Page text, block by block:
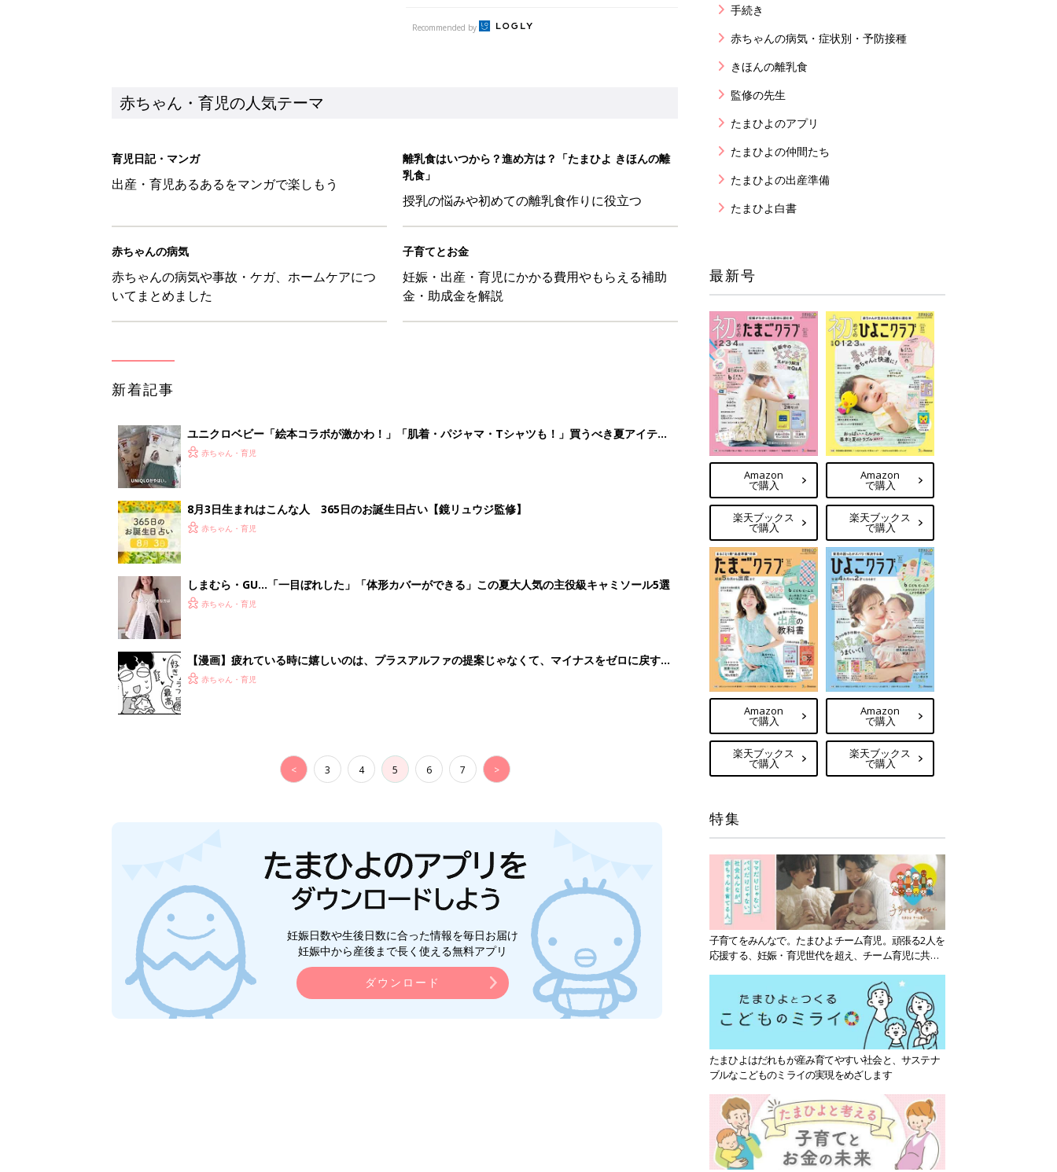
妊娠・出産・育児にかかる費用やもらえる補助
金・助成金を解説
ユニクロベビー「絵本コラボが激かわ！」「肌着・パジャマ・Tシャツも！」買うべき夏アイテム
5選赤ちゃん・育児
8月3日生まれはこんな人 365日のお誕生日占い【鏡リュウジ監修】
赤ちゃん・育児
しまむら・GU…「一目ぼれした」「体形カバーができる」この夏大人気の主役級キャミソール5選
< 3 4 5 6 7 >
手続き
赤ちゃんの病気・症状別・予防接種
きほんの離乳食
監修の先生
たまひよのアプリ
たまひよの仲間たち
たまひよの出産準備
たまひよ白書
最新号
Amazon
で購入
楽天ブックス
で購入
Amazon
で購入
楽天ブックス
で購入
Amazon
で購入
楽天ブックス
で購入
Amazon
で購入
楽天ブックス
で購入
特集
子育てをみんなで。たまひよチーム育児。頑張る2人を
応援する、妊娠・育児世代を超え、チーム育児に共感
たまひよはだれもが産み育てやすい社会と、サステナ
ブルなこどものミライの実現をめざします